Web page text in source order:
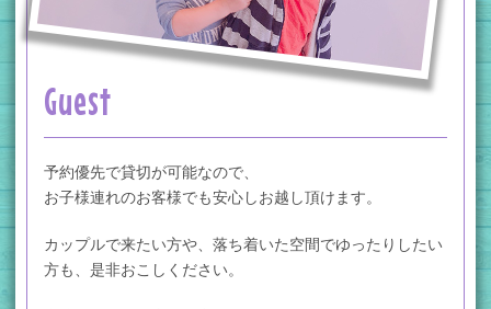
Guest
予約優先で貸切が可能なので、
お子様連れのお客様でも安心しお越し頂けます。
カップルで来たい方や、落ち着いた空間でゆったりしたい
方も、是非おこしください。